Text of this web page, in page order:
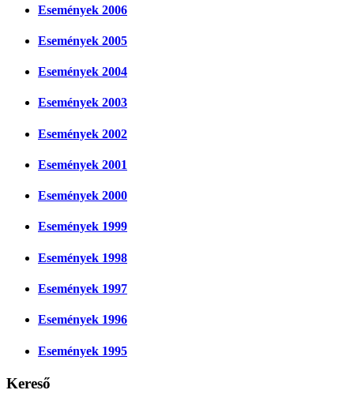
Események 2006
Események 2005
Események 2004
Események 2003
Események 2002
Események 2001
Események 2000
Események 1999
Események 1998
Események 1997
Események 1996
Események 1995
Kereső